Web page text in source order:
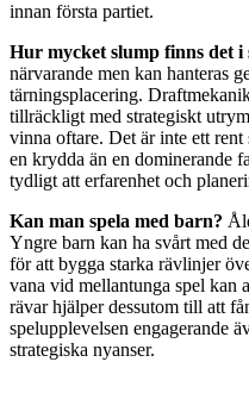
innan första partiet.
Hur mycket slump finns det i
närvarande men kan hanteras
tärningsplacering.
tillräckligt med strategiskt
vinna oftare. Det är inte ett
en krydda än en dominerande
tydligt att erfarenhet och
Kan man spela med barn?
Yngre barn kan ha svårt med
för att bygga starka rävlinjer
vana vid mellantunga spel kan
rävar hjälper dessutom till att
spelupplevelsen engagerande
strategiska nyanser.